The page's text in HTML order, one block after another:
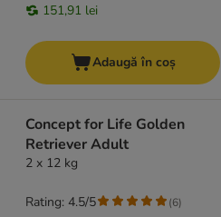
151,91 lei
Adaugă în coș
Concept for Life Golden
Retriever Adult
2 x 12 kg
Rating: 4.5/5 (6)